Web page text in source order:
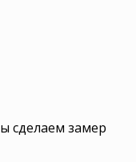
сделаем замер